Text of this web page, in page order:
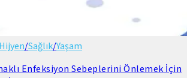
Hijyen/Sağlık/Yaşam
Enfeksiyon Sebeplerini Önlemek İçin